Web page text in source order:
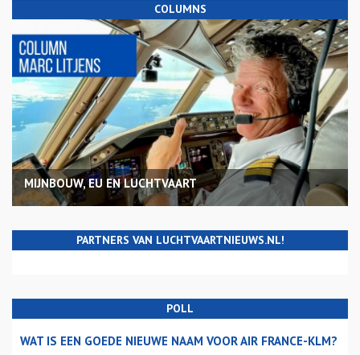
COLUMNS
MIJNBOUW, EU EN LUCHTVAART
PARTNERS VAN LUCHTVAARTNIEUWS.NL!
POLL
WAT IS EEN GOEDE NIEUWE NAAM VOOR AIR FRANCE-KLM?